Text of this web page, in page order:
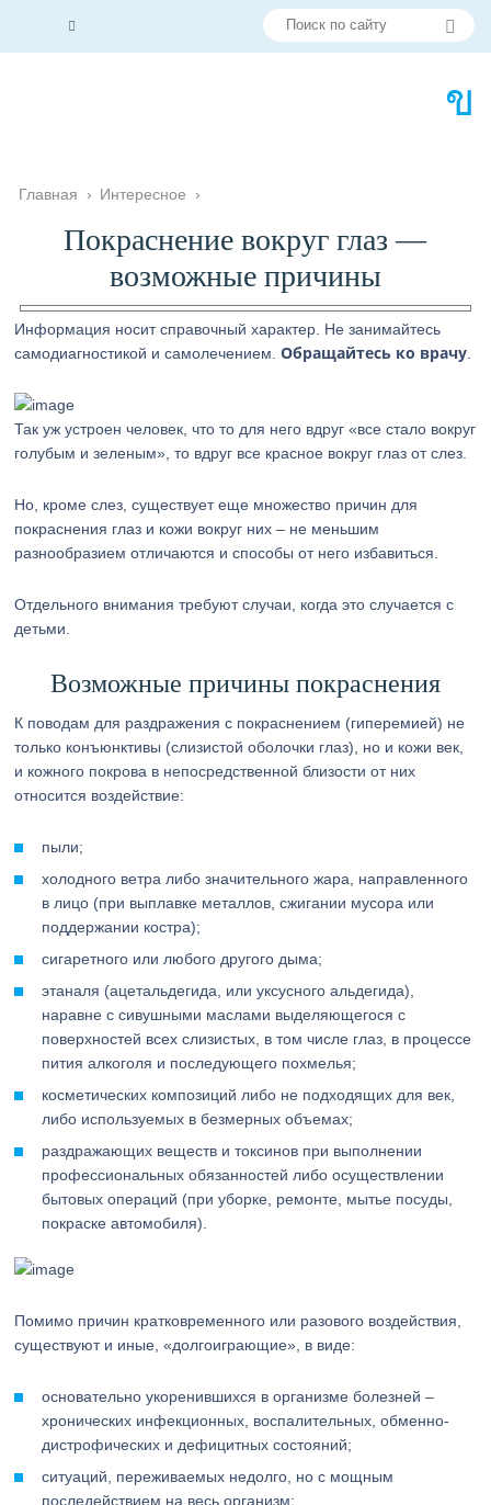
Главная › Интересное ›
Покраснение вокруг глаз —
возможные причины
Информация носит справочный характер. Не занимайтесь
самодиагностикой и самолечением.Обращайтесь ко врачу
Так уж устроен человек, что то для него вдруг «все стало вокруг
голубым и зеленым», то вдруг все красное вокруг глаз от слез.
Но, кроме слез, существует еще множество причин для
покраснения глаз и кожи вокруг них – не меньшим
разнообразием отличаются и способы от него избавиться.
Отдельного внимания требуют случаи, когда это случается с
детьми.
Возможные причины покраснения
К поводам для раздражения с покраснением (гиперемией) не
только конъюнктивы (слизистой оболочки глаз), но и кожи век,
и кожного покрова в непосредственной близости от них
относится воздействие:
пыли;
холодного ветра либо значительного жара, направленного
в лицо (при выплавке металлов, сжигании мусора или
поддержании костра);
сигаретного или любого другого дыма;
этаналя (ацетальдегида, или уксусного альдегида),
наравне с сивушными маслами выделяющегося с
поверхностей всех слизистых, в том числе глаз, в процессе
пития алкоголя и последующего похмелья;
косметических композиций либо не подходящих для век,
либо используемых в безмерных объемах;
раздражающих веществ и токсинов при выполнении
профессиональных обязанностей либо осуществлении
бытовых операций (при уборке, ремонте, мытье посуды,
покраске автомобиля).
Помимо причин кратковременного или разового воздействия,
существуют и иные, «долгоиграющие», в виде:
основательно укоренившихся в организме болезней –
хронических инфекционных, воспалительных, обменно-
дистрофических и дефицитных состояний;
ситуаций, переживаемых недолго, но с мощным
последействием на весь организм;